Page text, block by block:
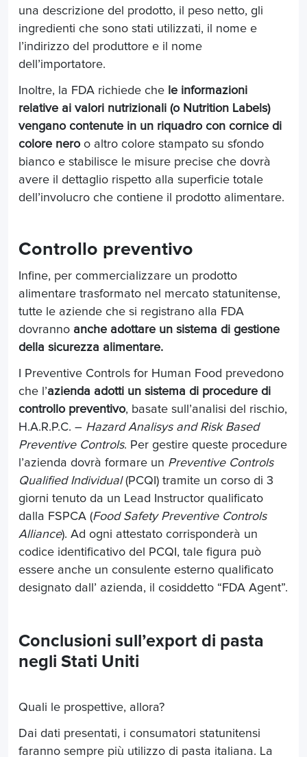
una descrizione del prodotto, il peso netto, gli
ingredienti che sono stati utilizzati, il nome e
l’indirizzo del produttore e il nome
dell’importatore.
Inoltre, la FDA richiede che le informazioni
relative ai valori nutrizionali (o Nutrition Labels)
vengano contenute in un riquadro con cornice di
colore neroo altro colore stampato su sfondo
bianco e stabilisce le misure precise che dovrà
avere il dettaglio rispetto alla superficie totale
dell’involucro che contiene il prodotto alimentare.
Controllo preventivo
Infine, per commercializzare un prodotto
alimentare trasformato nel mercato statunitense,
tutte le aziende che si registrano alla FDA
dovranno anche adottare un sistema di gestione
della sicurezza alimentare.
I Preventive Controls for Human Food prevedono
che l’azienda adotti un sistema di procedure di
controllo preventivo, basate sull’analisi del rischio,
H.A.R.P.C. – Hazard Analisys and Risk Based
Preventive Controls. Per gestire queste procedure
l’azienda dovrà formare un Preventive Controls
Qualified Individual(PCQI) tramite un corso di 3
giorni tenuto da un Lead Instructor qualificato
dalla FSPCA (Food Safety Preventive Controls
Alliance). Ad ogni attestato corrisponderà un
codice identificativo del PCQI, tale figura può
essere anche un consulente esterno qualificato
designato dall’ azienda, il cosiddetto “FDA Agent”.
Conclusioni sull’export di pasta
negli Stati Uniti
Quali le prospettive, allora?
Dai dati presentati, i consumatori statunitensi
faranno sempre più utilizzo di pasta italiana. La